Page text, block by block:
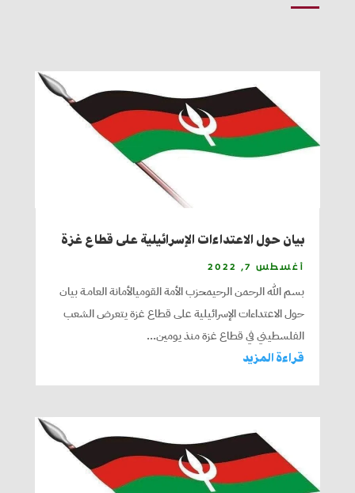
بيان حول الاعتداءات الإسرائيلية على قطاع غزة
أغسطس 7, 2022
بسم الله الرحمن الرحيمحزب الأمة القوميالأمانة العامـة بيان
حول الاعتداءات الإسرائيلية على قطاع غزة يتعرض الشعب
الفلسطيني في قطاع غزة منذ يومين...
قراءة المزيد